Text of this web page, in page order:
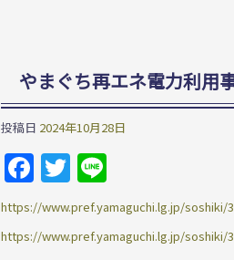
やまぐち再エネ電力利用
投稿日 2024年10月28日
Facebook
Twitter
https://www.pref.yamaguchi.lg.jp/soshiki/
https://www.pref.yamaguchi.lg.jp/soshiki/